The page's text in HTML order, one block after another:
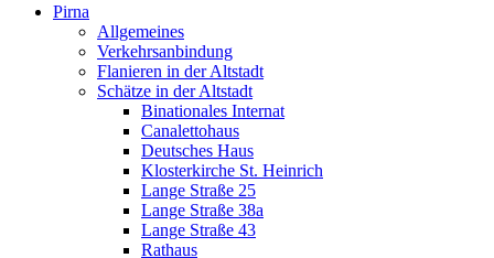
Pirna
Allgemeines
Verkehrsanbindung
Flanieren in der Altstadt
Schätze in der Altstadt
Binationales Internat
Canalettohaus
Deutsches Haus
Klosterkirche St. Heinrich
Lange Straße 25
Lange Straße 38a
Lange Straße 43
Rathaus